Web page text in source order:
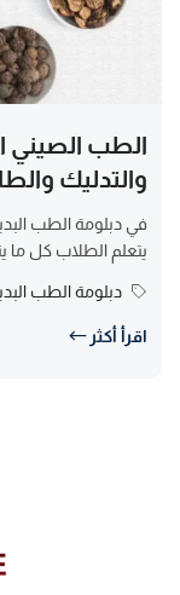
الطب الصيني
والتدليك
يتعلم الطلاب كل ما
دبلومة الطب
اقرأ أكثر